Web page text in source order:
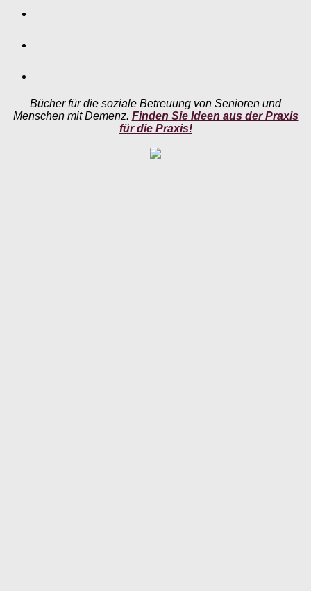
Bücher für die soziale Betreuung von Senioren und
Menschen mit Demenz. Finden Sie Ideen aus der Praxis
für die Praxis!